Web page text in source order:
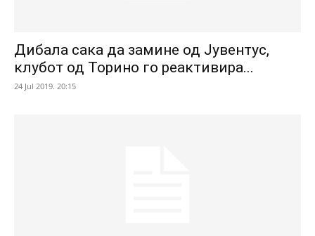
Дибала сака да замине од Јувентус,
клубот од Торино го реактивира...
24 Jul 2019. 20:15